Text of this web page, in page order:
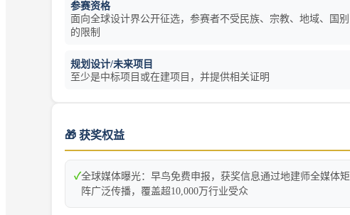
参赛资格
面向全球设计界公开征选，参赛者不受民族、宗教、地域、国别
的限制
规划设计/未来项目
至少是中标项目或在建项目，并提供相关证明
🎁 获奖权益
✓全球媒体曝光：早鸟免费申报，获奖信息通过地建师全媒体矩
阵广泛传播，覆盖超10,000万行业受众